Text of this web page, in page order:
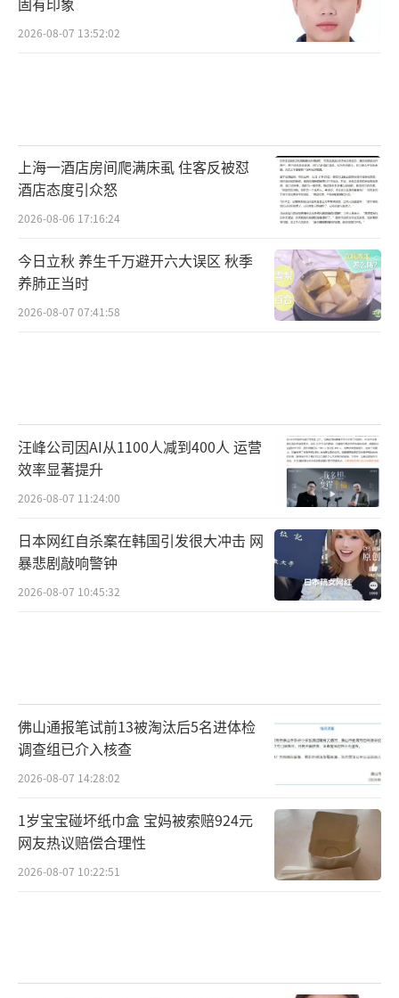
2026-08-07 13:52:02
上海一酒店房间爬满床虱 住客反被怼
酒店态度引众怒
2026-08-06 17:16:24
今日立秋 养生千万避开六大误区 秋季
养肺正当时
2026-08-07 07:41:58
汪峰公司因AI从1100人减到400人 运营
效率显著提升
2026-08-07 11:24:00
日本网红自杀案在韩国引发很大冲击 网
暴悲剧敲响警钟
2026-08-07 10:45:32
佛山通报笔试前13被淘汰后5名进体检
调查组已介入核查
2026-08-07 14:28:02
1岁宝宝碰坏纸巾盒 宝妈被索赔924元
网友热议赔偿合理性
2026-08-07 10:22:51